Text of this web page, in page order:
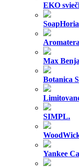
EKO
SoapHoria
Max
Botanica
SIMPL.
Yankee